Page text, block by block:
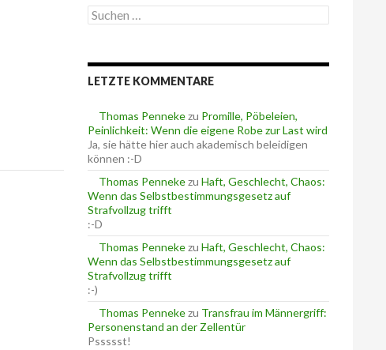
g
o
n
S
u
e
n
c
h
:
LETZTE KOMMENTARE
Thomas Pennekezu Promille, Pöbeleien,
Peinlichkeit: Wenn die eigene Robe zur Last wird
Ja, sie hätte hier auch akademisch beleidigen
können :-D
Thomas Pennekezu Haft, Geschlecht, Chaos:
Wenn das Selbstbestimmungsgesetz auf
Strafvollzug trifft
:-D
Thomas Pennekezu Haft, Geschlecht, Chaos:
Wenn das Selbstbestimmungsgesetz auf
Strafvollzug trifft
:-)
Thomas Pennekezu Transfrau im Männergriff:
Personenstand an der Zellentür
Pssssst!